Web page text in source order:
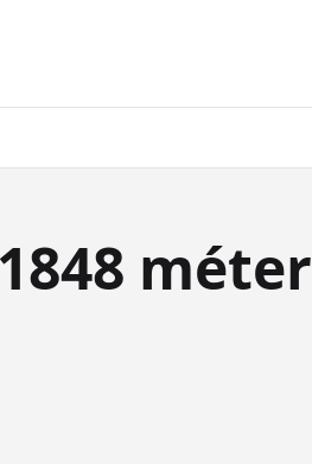
méter